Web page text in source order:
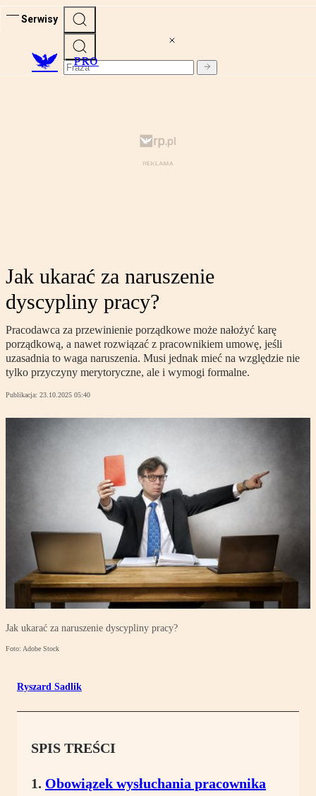
Serwisy
PRO
Jak ukarać za naruszenie
dyscypliny pracy?
Pracodawca za przewinienie porządkowe może nałożyć karę
porządkową, a nawet rozwiązać z pracownikiem umowę, jeśli
uzasadnia to waga naruszenia. Musi jednak mieć na względzie nie
tylko przyczyny merytoryczne, ale i wymogi formalne.
Publikacja: 23.10.2025 05:40
Jak ukarać za naruszenie dyscypliny pracy?
Foto: Adobe Stock
Ryszard Sadlik
SPIS TREŚCI
Obowiązek wysłuchania pracownika